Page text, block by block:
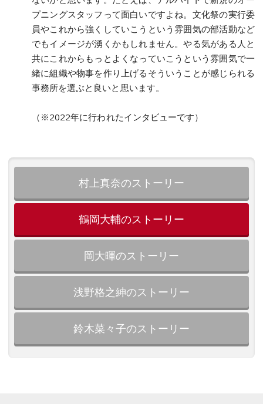
プニングスタッフって面白いですよね。文化祭の実行委
員やこれから強くしていこうという雰囲気の部活動など
でもイメージが湧くかもしれません。やる気がある人と
共にこれからもっとよくなっていこうという雰囲気で一
緒に組織や物事を作り上げるそういうことが感じられる
事務所を選ぶと良いと思います。
（※2022年に行われたインタビューです）
村上真奈のストーリー
鶴岡大輔のストーリー
岡大暉のストーリー
浅野格之紳のストーリー
鈴木菜々子のストーリー